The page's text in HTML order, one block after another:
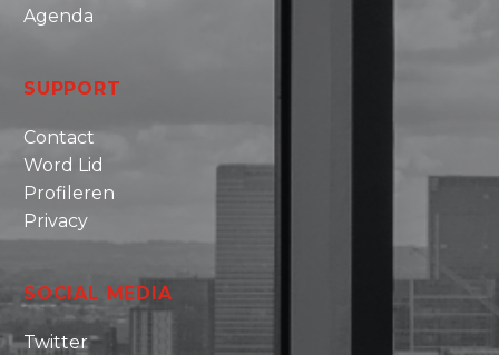
Agenda
SUPPORT
Contact
Word Lid
Profileren
Privacy
SOCIAL MEDIA
Twitter